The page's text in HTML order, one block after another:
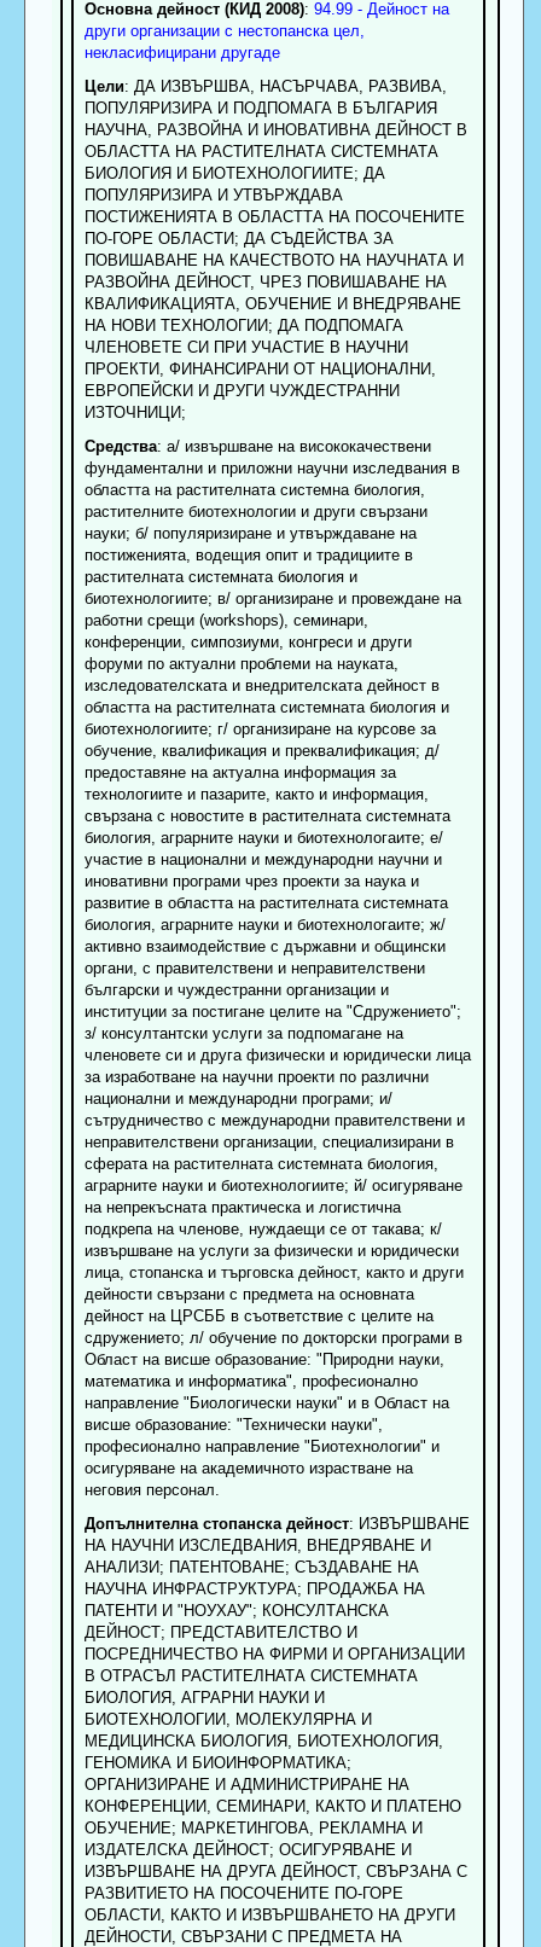
Основна дейност (КИД 2008): 94.99 - Дейност на
други организации с нестопанска цел,
некласифицирани другаде
Цели: ДА ИЗВЪРШВА, НАСЪРЧАВА, РАЗВИВА,
ПОПУЛЯРИЗИРА И ПОДПОМАГА В БЪЛГАРИЯ
НАУЧНА, РАЗВОЙНА И ИНОВАТИВНА ДЕЙНОСТ В
ОБЛАСТТА НА РАСТИТЕЛНАТА СИСТЕМНАТА
БИОЛОГИЯ И БИОТЕХНОЛОГИИТЕ; ДА
ПОПУЛЯРИЗИРА И УТВЪРЖДАВА
ПОСТИЖЕНИЯТА В ОБЛАСТТА НА ПОСОЧЕНИТЕ
ПО-ГОРЕ ОБЛАСТИ; ДА СЪДЕЙСТВА ЗА
ПОВИШАВАНЕ НА КАЧЕСТВОТО НА НАУЧНАТА И
РАЗВОЙНА ДЕЙНОСТ, ЧРЕЗ ПОВИШАВАНЕ НА
КВАЛИФИКАЦИЯТА, ОБУЧЕНИЕ И ВНЕДРЯВАНЕ
НА НОВИ ТЕХНОЛОГИИ; ДА ПОДПОМАГА
ЧЛЕНОВЕТЕ СИ ПРИ УЧАСТИЕ В НАУЧНИ
ПРОЕКТИ, ФИНАНСИРАНИ ОТ НАЦИОНАЛНИ,
ЕВРОПЕЙСКИ И ДРУГИ ЧУЖДЕСТРАННИ
ИЗТОЧНИЦИ;
Средства: а/ извършване на висококачествени
фундаментални и приложни научни изследвания в
областта на растителната системна биология,
растителните биотехнологии и други свързани
науки; б/ популяризиране и утвърждаване на
постиженията, водещия опит и традициите в
растителната системната биология и
биотехнологиите; в/ организиране и провеждане на
работни срещи (workshops), семинари,
конференции, симпозиуми, конгреси и други
форуми по актуални проблеми на науката,
изследователската и внедрителската дейност в
областта на растителната системната биология и
биотехнологиите; г/ организиране на курсове за
обучение, квалификация и преквалификация; д/
предоставяне на актуална информация за
технологиите и пазарите, както и информация,
свързана с новостите в растителната системната
биология, аграрните науки и биотехнологаите; е/
участие в национални и международни научни и
иновативни програми чрез проекти за наука и
развитие в областта на растителната системната
биология, аграрните науки и биотехнологаите; ж/
активно взаимодействие с държавни и общински
органи, с правителствени и неправителствени
български и чуждестранни организации и
институции за постигане целите на "Сдружението";
з/ консултантски услуги за подпомагане на
членовете си и друга физически и юридически лица
за изработване на научни проекти по различни
национални и международни програми; и/
сътрудничество с международни правителствени и
неправителствени организации, специализирани в
сферата на растителната системната биология,
аграрните науки и биотехнологиите; й/ осигуряване
на непрекъсната практическа и логистична
подкрепа на членове, нуждаещи се от такава; к/
извършване на услуги за физически и юридически
лица, стопанска и търговска дейност, както и други
дейности свързани с предмета на основната
дейност на ЦРСББ в съответствие с целите на
сдружението; л/ обучение по докторски програми в
Област на висше образование: "Природни науки,
математика и информатика", професионално
направление "Биологически науки" и в Област на
висше образование: "Технически науки",
професионално направление "Биотехнологии" и
осигуряване на академичното израстване на
неговия персонал.
Допълнителна стопанска дейност: ИЗВЪРШВАНЕ
НА НАУЧНИ ИЗСЛЕДВАНИЯ, ВНЕДРЯВАНЕ И
АНАЛИЗИ; ПАТЕНТОВАНЕ; СЪЗДАВАНЕ НА
НАУЧНА ИНФРАСТРУКТУРА; ПРОДАЖБА НА
ПАТЕНТИ И "НОУХАУ"; КОНСУЛТАНСКА
ДЕЙНОСТ; ПРЕДСТАВИТЕЛСТВО И
ПОСРЕДНИЧЕСТВО НА ФИРМИ И ОРГАНИЗАЦИИ
В ОТРАСЪЛ РАСТИТЕЛНАТА СИСТЕМНАТА
БИОЛОГИЯ, АГРАРНИ НАУКИ И
БИОТЕХНОЛОГИИ, МОЛЕКУЛЯРНА И
МЕДИЦИНСКА БИОЛОГИЯ, БИОТЕХНОЛОГИЯ,
ГЕНОМИКА И БИОИНФОРМАТИКА;
ОРГАНИЗИРАНЕ И АДМИНИСТРИРАНЕ НА
КОНФЕРЕНЦИИ, СЕМИНАРИ, КАКТО И ПЛАТЕНО
ОБУЧЕНИЕ; МАРКЕТИНГОВА, РЕКЛАМНА И
ИЗДАТЕЛСКА ДЕЙНОСТ; ОСИГУРЯВАНЕ И
ИЗВЪРШВАНЕ НА ДРУГА ДЕЙНОСТ, СВЪРЗАНА С
РАЗВИТИЕТО НА ПОСОЧЕНИТЕ ПО-ГОРЕ
ОБЛАСТИ, КАКТО И ИЗВЪРШВАНЕТО НА ДРУГИ
ДЕЙНОСТИ, СВЪРЗАНИ С ПРЕДМЕТА НА